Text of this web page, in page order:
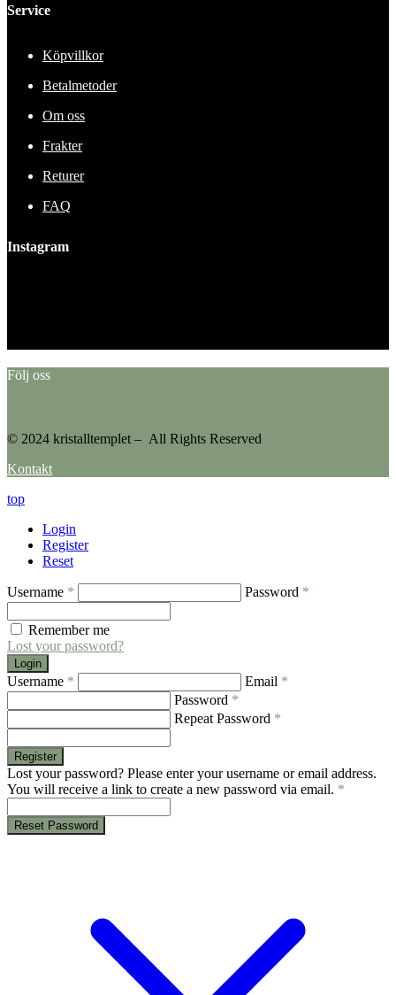
Service
Köpvillkor
Betalmetoder
Om oss
Frakter
Returer
FAQ
Instagram
Följ oss
© 2024 kristalltemplet – All Rights Reserved
Kontakt
top
Login
Register
Reset
Username * Password *
Remember me
Lost your password?
Login
Username * Email *
Password *
Repeat Password *
Register
Lost your password? Please enter your username or email address.
You will receive a link to create a new password via email. *
Reset Password